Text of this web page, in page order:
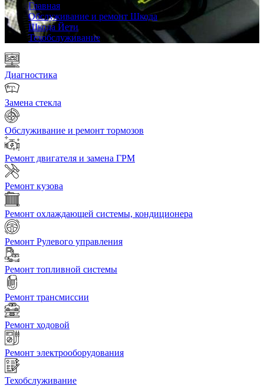
Главная
Обслуживание и ремонт Шкода
Шкода Йети
Техобслуживание
Диагностика
Замена стекла
Обслуживание и ремонт тормозов
Ремонт двигателя и замена ГРМ
Ремонт кузова
Ремонт охлаждающей системы, кондиционера
Ремонт Рулевого управления
Ремонт топливной системы
Ремонт трансмиссии
Ремонт ходовой
Ремонт электрооборудования
Техобслуживание